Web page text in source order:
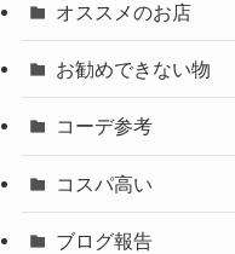
オススメのお店
お勧めできない物
コーデ参考
コスパ高い
ブログ報告